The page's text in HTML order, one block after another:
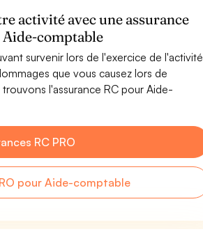
activité avec une assurance
comptable
survenir lors de l'exercice de l'activité
que vous causez lors de
l'assurance RC pour Aide-
RC PRO
pour Aide-comptable